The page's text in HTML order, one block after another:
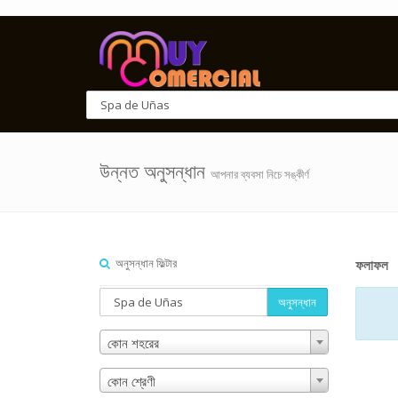
উন্নত অনুসন্ধান আপনার ব্যবসা নিচে সঙ্কীর্ণ
অনুসন্ধান ফিল্টার
অনুসন্ধান
কোন শহরের
কোন শ্রেণী
ফলাফল